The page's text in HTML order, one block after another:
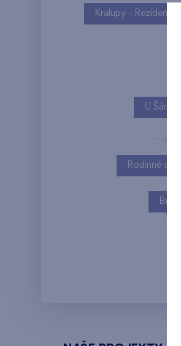
U Šárky
Rodinné
Kralupy - Rezidence